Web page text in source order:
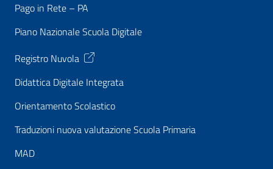
Pago in Rete – PA
Piano Nazionale Scuola Digitale
Registro Nuvola
Didattica Digitale Integrata
Orientamento Scolastico
Traduzioni nuova valutazione Scuola Primaria
MAD